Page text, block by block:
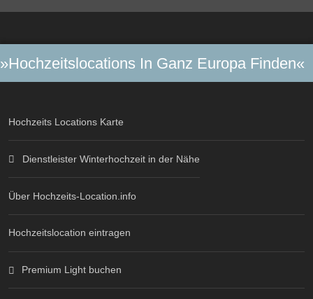
»Hochzeitslocations In Ganz Europa Finden«
Hochzeits Locations Karte
Dienstleister Winterhochzeit in der Nähe
Über Hochzeits-Location.info
Hochzeitslocation eintragen
Premium Light buchen